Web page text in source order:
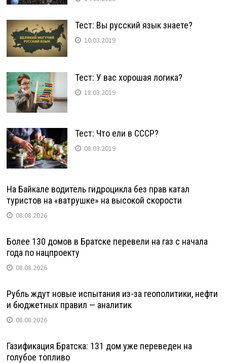
Тест: Вы русский язык знаете?
10.03.2019
Тест: У вас хорошая логика?
18.03.2019
Тест: Что ели в СССР?
08.03.2019
На Байкале водитель гидроцикла без прав катал
туристов на «ватрушке» на высокой скорости
08.08.2026
Более 130 домов в Братске перевели на газ с начала
года по нацпроекту
08.08.2026
Рубль ждут новые испытания из-за геополитики, нефти
и бюджетных правил — аналитик
08.08.2026
Газификация Братска: 131 дом уже переведен на
голубое топливо